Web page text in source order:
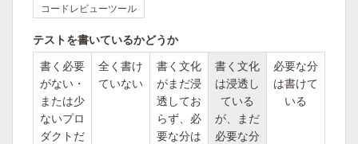
コードレビューツール
テストを書いているかどうか
書く必要
がない・
または少
ないプロ
ダクトだ
全く書け
ていない
書く文化
がまだ浸
透してお
らず、必
要な分は
書く文化
は浸透し
ている
が、まだ
必要な分
必要な分
は書けて
いる